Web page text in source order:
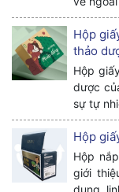
Hộp
thảo
Hộp
dược
sự tự
Hộp
Hộp
giới